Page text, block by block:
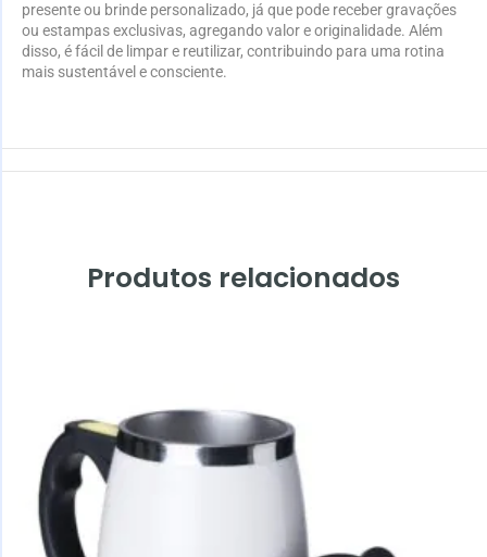
presente ou brinde personalizado, já que pode receber gravações
ou estampas exclusivas, agregando valor e originalidade. Além
disso, é fácil de limpar e reutilizar, contribuindo para uma rotina
mais sustentável e consciente.
Produtos relacionados